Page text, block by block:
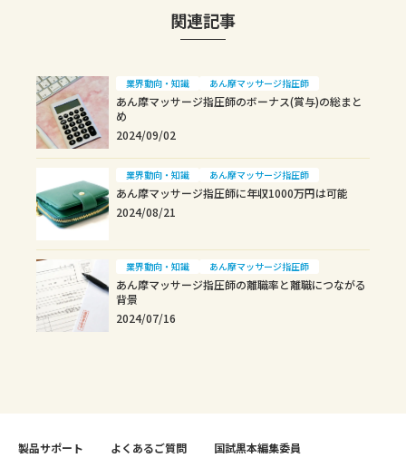
関連記事
業界動向・知識 あん摩マッサージ指圧師
あん摩マッサージ指圧師のボーナス(賞与)の総まと
め
2024/09/02
業界動向・知識 あん摩マッサージ指圧師
あん摩マッサージ指圧師に年収1000万円は可能
2024/08/21
業界動向・知識 あん摩マッサージ指圧師
あん摩マッサージ指圧師の離職率と離職につながる
背景
2024/07/16
製品サポート よくあるご質問 国試黒本編集委員